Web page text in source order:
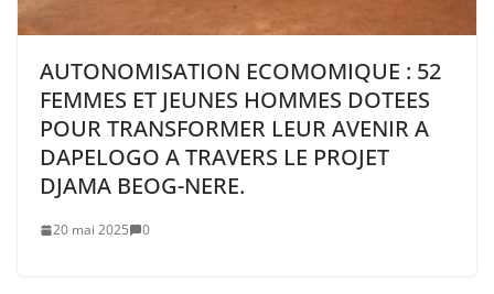
AUTONOMISATION ECOMOMIQUE : 52
FEMMES ET JEUNES HOMMES DOTEES
POUR TRANSFORMER LEUR AVENIR A
DAPELOGO A TRAVERS LE PROJET
DJAMA BEOG-NERE.
20 mai 2025 0